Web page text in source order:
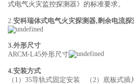
式电气火灾监控探测器》的标准要求。
2.安科瑞体式电气火灾探测器,剩余电流探
3.外形尺寸
ARCM-L45外形尺寸
4.安装方式
（1）35导轨式固定安装 （2）底板式